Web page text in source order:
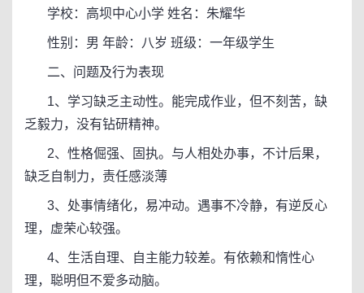
学校：高坝中心小学 姓名：朱耀华
性别：男 年龄：八岁 班级：一年级学生
二、问题及行为表现
1、学习缺乏主动性。能完成作业，但不刻苦，缺
乏毅力，没有钻研精神。
2、性格倔强、固执。与人相处办事，不计后果，
缺乏自制力，责任感淡薄
3、处事情绪化，易冲动。遇事不冷静，有逆反心
理，虚荣心较强。
4、生活自理、自主能力较差。有依赖和惰性心
理，聪明但不爱多动脑。